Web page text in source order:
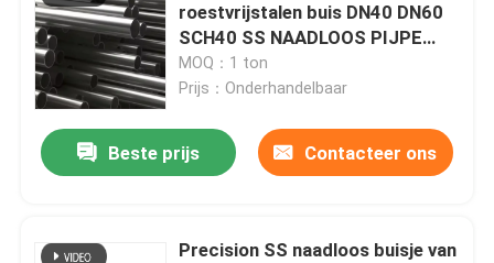
roestvrijstalen buis DN40 DN60
SCH40 SS NAADLOOS PIJPE
TOEPASSING GEPOLITEERD
MOQ：1 ton
Prijs：Onderhandelbaar
Beste prijs Contacteer ons
Precision SS naadloos buisje van